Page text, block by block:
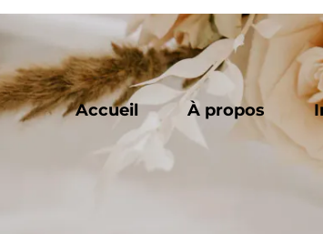
Accueil À propos